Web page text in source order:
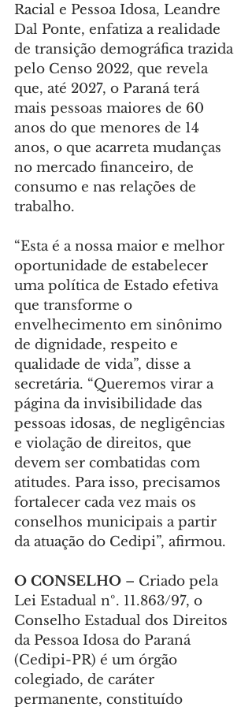
Racial e Pessoa Idosa, Leandre
Dal Ponte, enfatiza a realidade
de transição demográfica trazida
pelo Censo 2022, que revela
que, até 2027, o Paraná terá
mais pessoas maiores de 60
anos do que menores de 14
anos, o que acarreta mudanças
no mercado financeiro, de
consumo e nas relações de
trabalho.
“Esta é a nossa maior e melhor
oportunidade de estabelecer
uma política de Estado efetiva
que transforme o
envelhecimento em sinônimo
de dignidade, respeito e
qualidade de vida”, disse a
secretária. “Queremos virar a
página da invisibilidade das
pessoas idosas, de negligências
e violação de direitos, que
devem ser combatidas com
atitudes. Para isso, precisamos
fortalecer cada vez mais os
conselhos municipais a partir
da atuação do Cedipi”, afirmou.
O CONSELHO – Criado pela
Lei Estadual nº. 11.863/97, o
Conselho Estadual dos Direitos
da Pessoa Idosa do Paraná
(Cedipi-PR) é um órgão
colegiado, de caráter
permanente, constituído